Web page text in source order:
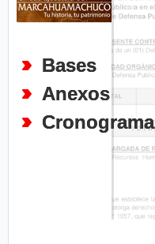
Bases
Anexos
Cronograma